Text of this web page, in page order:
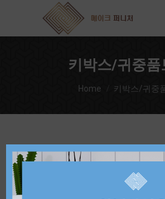
키박스/귀중품
You are here:
Home 키박스/귀중